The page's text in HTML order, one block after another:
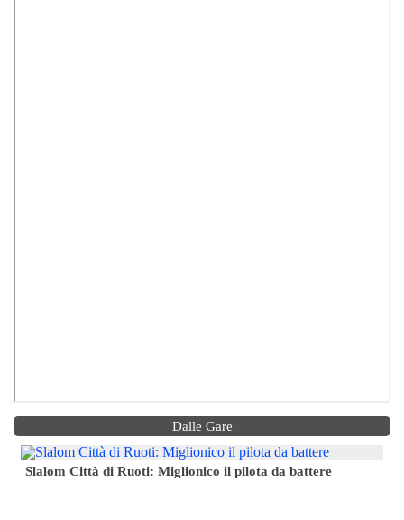
Dalle Gare
Slalom Città di Ruoti: Miglionico il pilota da battere